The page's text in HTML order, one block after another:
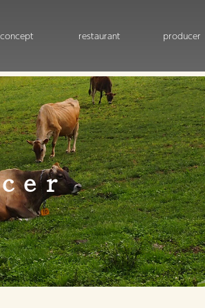
concept restaurant producer